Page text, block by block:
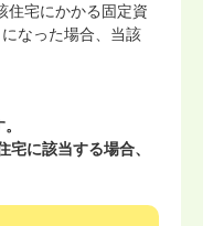
住宅にかかる固定資
なった場合、当該
に該当する場合、